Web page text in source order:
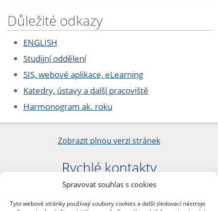
Spravovat souhlas s cookies
Tyto webové stránky používají soubory cookies a další sledovací nástroje
Důležité odkazy
ENGLISH
Studijní oddělení
SIS, webové aplikace, eLearning
Katedry, ústavy a další pracoviště
Harmonogram ak. roku
Zobrazit plnou verzi stránek
Rychlé kontakty
Filozofická fakulta
nám. Jana Palacha 1/2